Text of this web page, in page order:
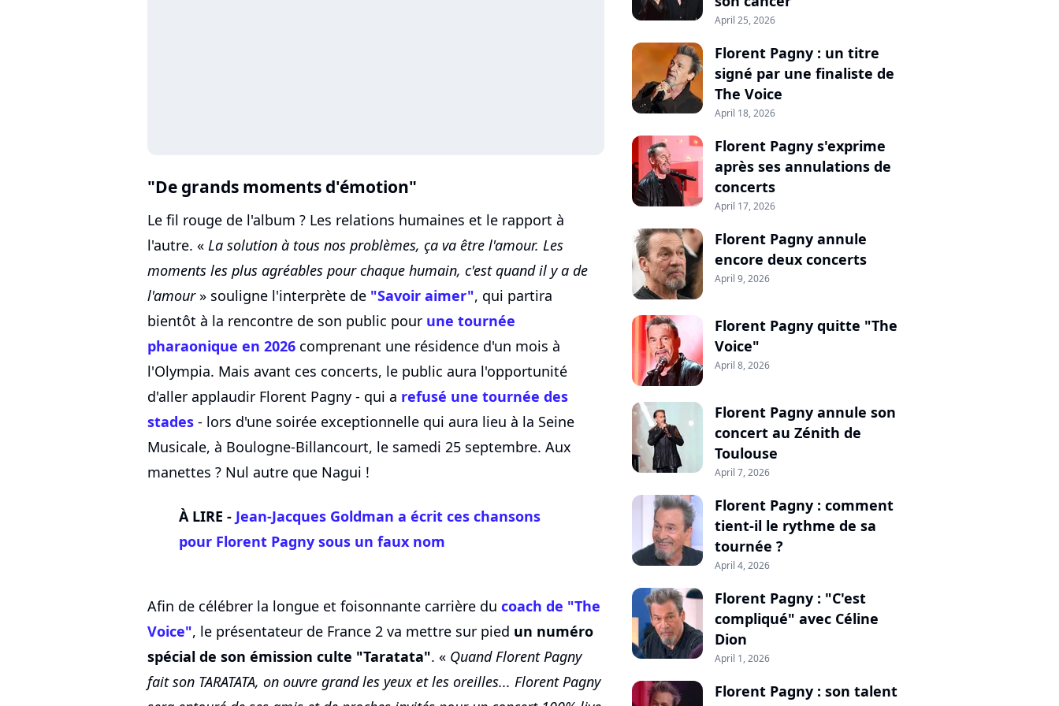
"De grands moments d'émotion"
Le fil rouge de l'album ? Les relations humaines et le rapport à
l'autre. « La solution à tous nos problèmes, ça va être l'amour. Les
moments les plus agréables pour chaque humain, c'est quand il y a de
l'amour» souligne l'interprète de "Savoir aimer", qui partira
bientôt à la rencontre de son public pour une tournée
pharaonique en 2026 comprenant une résidence d'un mois à
l'Olympia. Mais avant ces concerts, le public aura l'opportunité
d'aller applaudir Florent Pagny - qui a refusé une tournée des
stades - lors d'une soirée exceptionnelle qui aura lieu à la Seine
Musicale, à Boulogne-Billancourt, le samedi 25 septembre. Aux
manettes ? Nul autre que Nagui !
À LIRE - Jean-Jacques Goldman a écrit ces chansons
pour Florent Pagny sous un faux nom
Afin de célébrer la longue et foisonnante carrière du coach de "The
Voice", le présentateur de France 2 va mettre sur pied un numéro
spécial de son émission culte "Taratata". « Quand Florent Pagny
fait son TARATATA, on ouvre grand les yeux et les oreilles... Florent Pagny
April 25, 2026
Florent Pagny : un titre
signé par une finaliste de
The Voice
April 18, 2026
Florent Pagny s'exprime
après ses annulations de
concerts
April 17, 2026
Florent Pagny annule
encore deux concerts
April 9, 2026
Florent Pagny quitte "The
Voice"
April 8, 2026
Florent Pagny annule son
concert au Zénith de
Toulouse
April 7, 2026
Florent Pagny : comment
tient-il le rythme de sa
tournée ?
April 4, 2026
Florent Pagny : "C'est
compliqué" avec Céline
Dion
April 1, 2026
Florent Pagny : son talent